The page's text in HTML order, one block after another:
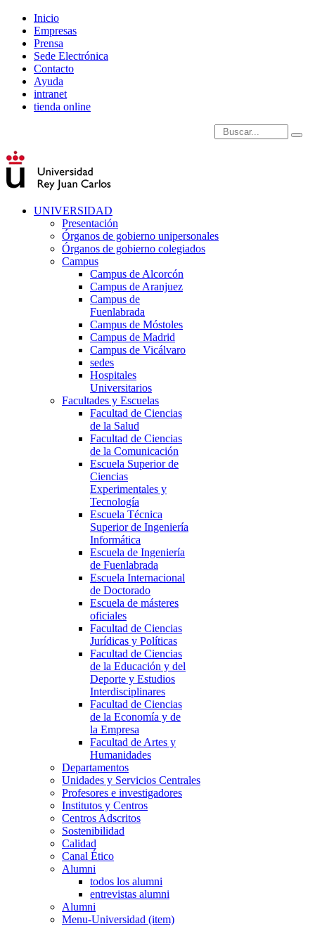
Inicio
Empresas
Prensa
Sede Electrónica
Contacto
Ayuda
intranet
tienda online
Introduce términos de
UNIVERSIDAD
Presentación
Órganos de gobierno unipersonales
Órganos de gobierno colegiados
Campus
Campus de Alcorcón
Campus de Aranjuez
Campus de
Fuenlabrada
Campus de Móstoles
Campus de Madrid
Campus de Vicálvaro
sedes
Hospitales
Universitarios
Facultades y Escuelas
Facultad de Ciencias
de la Salud
Facultad de Ciencias
de la Comunicación
Escuela Superior de
Ciencias
Experimentales y
Tecnología
Escuela Técnica
Superior de Ingeniería
Informática
Escuela de Ingeniería
de Fuenlabrada
Escuela Internacional
de Doctorado
Escuela de másteres
oficiales
Facultad de Ciencias
Jurídicas y Políticas
Facultad de Ciencias
de la Educación y del
Deporte y Estudios
Interdisciplinares
Facultad de Ciencias
de la Economía y de
la Empresa
Facultad de Artes y
Humanidades
Departamentos
Unidades y Servicios Centrales
Profesores e investigadores
Institutos y Centros
Centros Adscritos
Sostenibilidad
Calidad
Canal Ético
Alumni
todos los alumni
entrevistas alumni
Alumni
Menu-Universidad (item)